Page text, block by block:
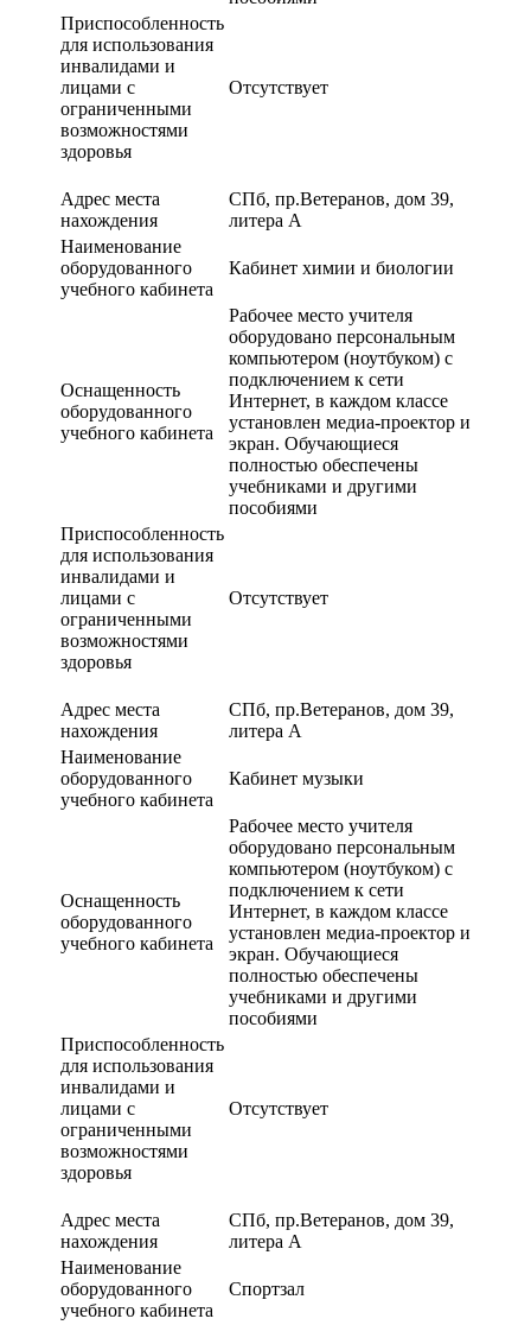
Приспособленность
для использования
инвалидами и
лицами с
ограниченными
возможностями
здоровья
Отсутствует
Адрес места
нахождения
СПб, пр.Ветеранов, дом 39,
литера А
Наименование
оборудованного
учебного кабинета
Кабинет химии и биологии
Оснащенность
оборудованного
учебного кабинета
Рабочее место учителя
оборудовано персональным
компьютером (ноутбуком) с
подключением к сети
Интернет, в каждом классе
установлен медиа-проектор и
экран. Обучающиеся
полностью обеспечены
учебниками и другими
пособиями
Приспособленность
для использования
инвалидами и
лицами с
ограниченными
возможностями
здоровья
Отсутствует
Адрес места
нахождения
СПб, пр.Ветеранов, дом 39,
литера А
Наименование
оборудованного
учебного кабинета
Кабинет музыки
Оснащенность
оборудованного
учебного кабинета
Рабочее место учителя
оборудовано персональным
компьютером (ноутбуком) с
подключением к сети
Интернет, в каждом классе
установлен медиа-проектор и
экран. Обучающиеся
полностью обеспечены
учебниками и другими
пособиями
Приспособленность
для использования
инвалидами и
лицами с
ограниченными
возможностями
здоровья
Отсутствует
Адрес места
нахождения
СПб, пр.Ветеранов, дом 39,
литера А
Наименование
оборудованного
учебного кабинета
Спортзал